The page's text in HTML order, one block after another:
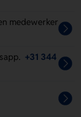
medewerker
+31 344